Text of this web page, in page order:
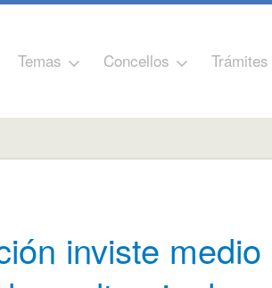
Temas Concellos Trámites
inviste